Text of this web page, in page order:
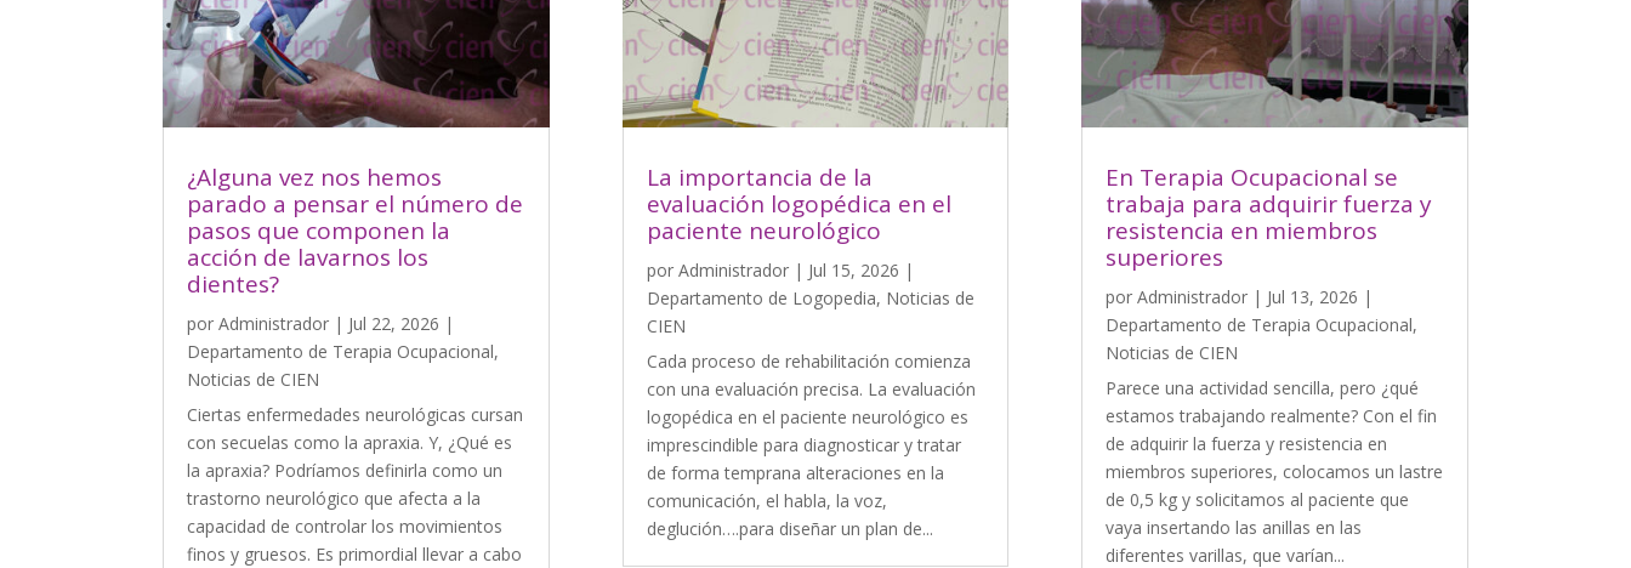
¿Alguna vez nos hemos
parado a pensar el número de
pasos que componen la
acción de lavarnos los
dientes?
porAdministrador | Jul 22, 2026 |
Departamento de Terapia Ocupacional,
Noticias de CIEN
Ciertas enfermedades neurológicas cursan
con secuelas como la apraxia. Y, ¿Qué es
la apraxia? Podríamos definirla como un
trastorno neurológico que afecta a la
capacidad de controlar los movimientos
finos y gruesos. Es primordial llevar a cabo
La importancia de la
evaluación logopédica en el
paciente neurológico
por Administrador| Jul 15, 2026 |
Departamento de Logopedia, Noticias de
CIEN
Cada proceso de rehabilitación comienza
con una evaluación precisa. La evaluación
logopédica en el paciente neurológico es
imprescindible para diagnosticar y tratar
de forma temprana alteraciones en la
comunicación, el habla, la voz,
deglución….para diseñar un plan de...
En Terapia Ocupacional se
trabaja para adquirir fuerza y
resistencia en miembros
superiores
por Administrador| Jul 13, 2026 |
Departamento de Terapia Ocupacional,
Noticias de CIEN
Parece una actividad sencilla, pero ¿qué
estamos trabajando realmente? Con el fin
de adquirir la fuerza y resistencia en
miembros superiores, colocamos un lastre
de 0,5 kg y solicitamos al paciente que
vaya insertando las anillas en las
diferentes varillas, que varían...